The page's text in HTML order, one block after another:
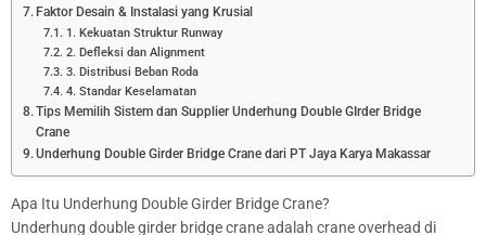
Faktor Desain & Instalasi yang Krusial
1. Kekuatan Struktur Runway
2. Defleksi dan Alignment
3. Distribusi Beban Roda
4. Standar Keselamatan
Tips Memilih Sistem dan Supplier Underhung Double GIrder Bridge
Crane
Underhung Double Girder Bridge Crane dari PT Jaya Karya Makassar
Apa Itu Underhung Double Girder Bridge Crane?
Underhung double girder bridge crane adalah crane overhead di